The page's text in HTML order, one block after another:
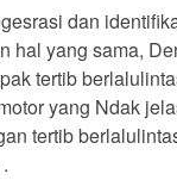
dan
hal yang sama,
tertib
yang Ndak
tertib